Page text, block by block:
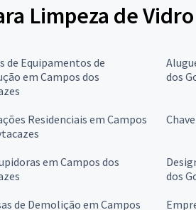
Limpeza de Vidro
de Equipamentos de
em Campos dos
dos
Residenciais em Campos
em Campos dos
dos
de Demolição em Campos